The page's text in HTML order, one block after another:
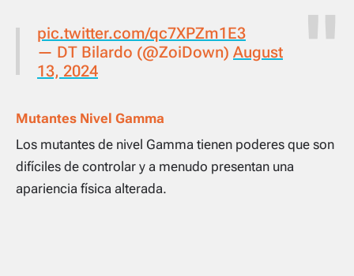
pic.twitter.com/qc7XPZm1E3
— DT Bilardo (@ZoiDown) August
13, 2024
Mutantes Nivel Gamma
Los mutantes de nivel Gamma tienen poderes que son
difíciles de controlar y a menudo presentan una
apariencia física alterada.